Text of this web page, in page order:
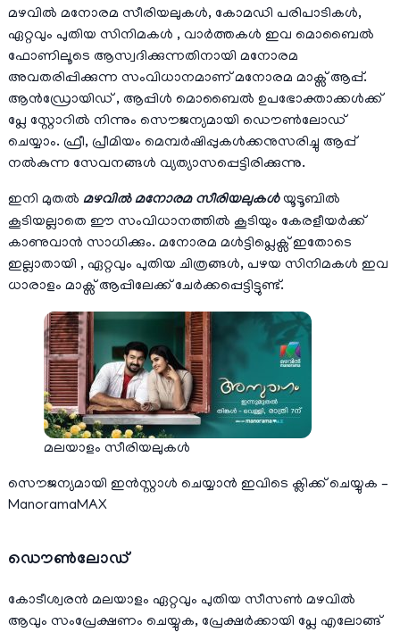
മഴവില്‍ മനോരമ സീരിയലുകള്‍, കോമഡി പരിപാടികള്‍,
ഏറ്റവും പുതിയ സിനിമകള്‍ , വാര്‍ത്തകള്‍ ഇവ മൊബൈല്‍
ഫോണിലൂടെ ആസ്വദിക്കുന്നതിനായി മനോരമ
അവതരിപ്പിക്കുന്ന സംവിധാനമാണ് മനോരമ മാക്സ് ആപ്പ്.
ആൻഡ്രോയിഡ് , ആപ്പിള്‍ മൊബൈല്‍ ഉപഭോക്താക്കള്‍ക്ക്
പ്ലേ സ്റ്റോറില്‍ നിന്നും സൌജന്യമായി ഡൌണ്‍ലോഡ്
ചെയ്യാം. ഫ്രീ, പ്രീമിയം മെമ്പര്‍ഷിപ്പുകള്‍ക്കനുസരിച്ചു ആപ്പ്
നല്‍കുന്ന സേവനങ്ങള്‍ വ്യത്യാസപ്പെട്ടിരിക്കുന്നു.
ഇനി മുതല്‍ മഴവില്‍ മനോരമ സീരിയലുകള്‍യൂടൂബില്‍
കൂടിയല്ലാതെ ഈ സംവിധാനത്തില്‍ കൂടിയും കേരളീയര്‍ക്ക്
കാണുവാന്‍ സാധിക്കും. മനോരമ മള്‍ട്ടിപ്ലെക്സ് ഇതോടെ
ഇല്ലാതായി , ഏറ്റവും പുതിയ ചിത്രങ്ങള്‍, പഴയ സിനിമകള്‍ ഇവ
ധാരാളം മാക്സ് ആപ്പിലേക്ക് ചേര്‍ക്കപ്പെട്ടിട്ടുണ്ട്.
മലയാളം സീരിയലുകള്‍
സൌജന്യമായി ഇന്‍സ്റ്റാള്‍ ചെയ്യാന്‍ ഇവിടെ ക്ലിക്ക് ചെയ്യുക –
ManoramaMAX
ഡൌണ്‍ലോഡ്
കോടീശ്വരന്‍ മലയാളം ഏറ്റവും പുതിയ സീസണ്‍ മഴവില്‍
ആവും സംപ്രേക്ഷണം ചെയ്യുക, പ്രേക്ഷര്‍ക്കായി പ്ലേ എലോങ്ങ്‌